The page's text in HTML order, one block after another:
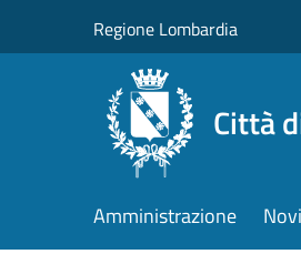
Regione Lombardia
Città
Amministrazione